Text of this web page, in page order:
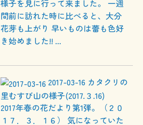
様子を見に行って来ました。 一週
間前に訪れた時に比べると、大分
花芽も上がり 早いものは蕾も色好
き始めました!! ...
2017-03-16 カタクリの
里むすび山の様子(2017.３.16)
2017年春の花だより第1弾。（２０
１７．３．１６） 気になっていた